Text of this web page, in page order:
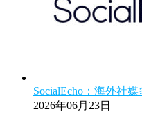
SocialEcho：海外社
2026年06月23日